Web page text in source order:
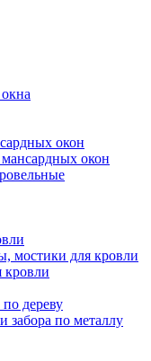
окон
окон
мостики для кровли
кровли
дереву
забора по металлу